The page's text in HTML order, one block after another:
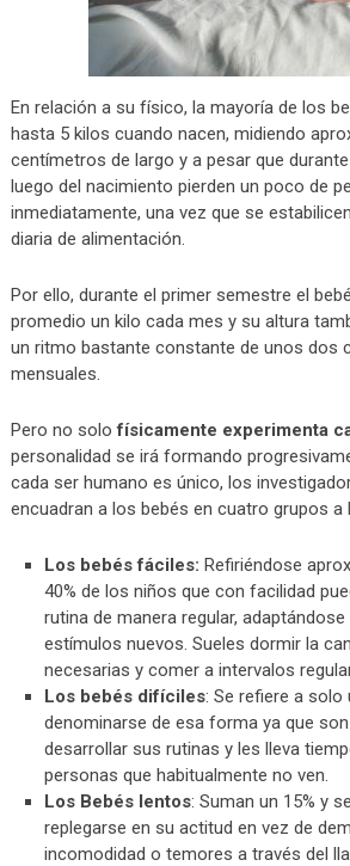
En relación a su físico, la mayoría de los
hasta 5 kilos cuando nacen, midiendo
centímetros de largo y a pesar que
luego del nacimiento pierden un poco de
inmediatamente, una vez que se
diaria de alimentación.
Por ello, durante el primer semestre el
promedio un kilo cada mes y su altura
un ritmo bastante constante de unos dos
mensuales.
Pero no solofísicamente experimenta
personalidad se irá formando
cada ser humano es único, los
encuadran a los bebés en cuatro grupos a
Los bebés fáciles: Refiriéndose
40% de los niños que con facilidad
rutina de manera regular,
estímulos nuevos. Sueles dormir la
necesarias y comer a intervalos
Los bebés difíciles: Se refiere a solo
denominarse de esa forma ya que
desarrollar sus rutinas y les lleva
personas que habitualmente no ven.
Los Bebés lentos: Suman un 15% y
replegarse en su actitud en vez de
incomodidad o temores a través del